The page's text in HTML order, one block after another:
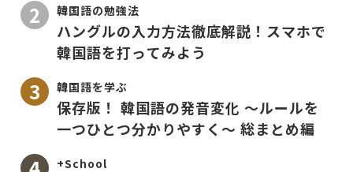
韓国語の勉強法
ハングルの入力方法徹底解説！スマホで
韓国語を打ってみよう
韓国語を学ぶ
保存版！ 韓国語の発音変化 〜ルールを
一つひとつ分かりやすく〜 総まとめ編
+School